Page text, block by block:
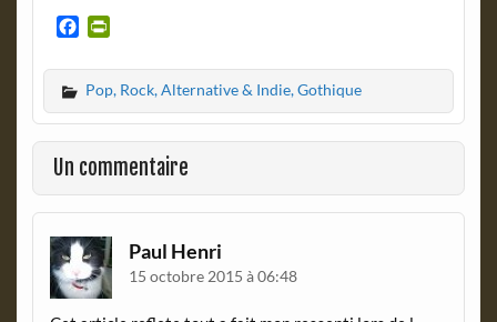
c
e
b
o
o
k
i
n
t
F
r
i
d
l
y
Pop, Rock, Alternative & Indie, Gothique
Un commentaire
Paul Henri
15 octobre 2015 à 06:48